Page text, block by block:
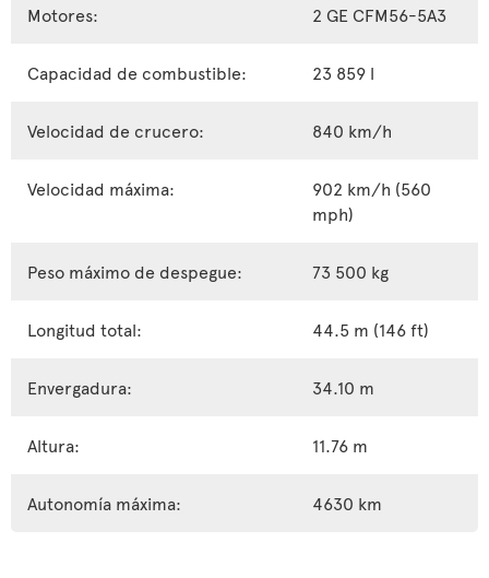
Motores: 2 GE CFM56-5A3
Capacidad de combustible: 23 859 l
Velocidad de crucero: 840 km/h
Velocidad máxima:
902 km/h (560
mph)
Peso máximo de despegue: 73 500 kg
Longitud total: 44.5 m (146 ft)
Envergadura: 34.10 m
Altura: 11.76 m
Autonomía máxima: 4630 km